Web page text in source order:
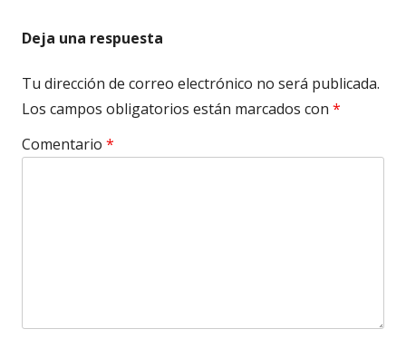
Deja una respuesta
Tu dirección de correo electrónico no será publicada.
Los campos obligatorios están marcados con *
Comentario *